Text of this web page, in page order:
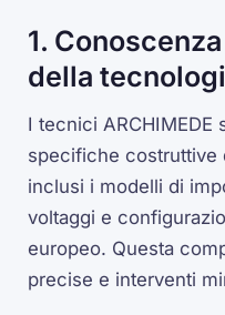
1.
della
I tecnici ARCHIMEDE
specifiche costruttive
inclusi i modelli di
voltaggi e
europeo. Questa
precise e interventi